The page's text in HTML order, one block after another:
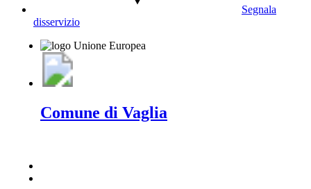
Segnala
disservizio
Comune di Vaglia